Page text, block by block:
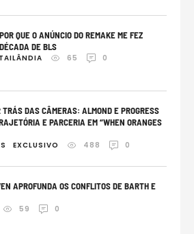
QUE O ANÚNCIO DO REMAKE ME FEZ
DE BLS
TAILÂNDIA 65 0
TRÁS DAS CÂMERAS: ALMOND E PROGRESS
E PARCERIA EM “WHEN ORANGES
EXCLUSIVO 488 0
APROFUNDA OS CONFLITOS DE BARTH E
59 0